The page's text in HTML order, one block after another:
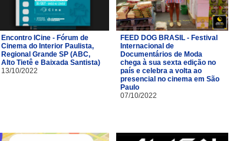
Encontro ICine - Fórum de
Cinema do Interior Paulista,
Regional Grande SP (ABC,
Alto Tietê e Baixada Santista)
13/10/2022
FEED DOG BRASIL - Festival
Internacional de
Documentários de Moda
chega à sua sexta edição no
país e celebra a volta ao
presencial no cinema em São
Paulo
07/10/2022